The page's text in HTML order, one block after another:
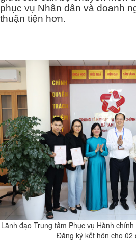
phục vụ Nhân dân và doanh
thuận tiện hơn.
Lãnh đạo Trung tâm Phục vụ Hành
Đăng ký kết hôn cho 02